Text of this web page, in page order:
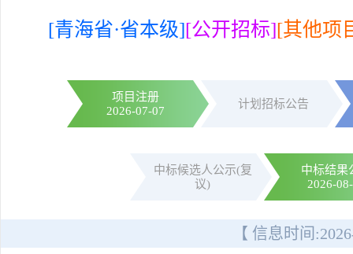
[青海省·省本级][公开招标][其他项
项目注册
2026-07-07
计划招标公告
中标候选人公示(复
议)
中标结果
2026-
【 信息时间: